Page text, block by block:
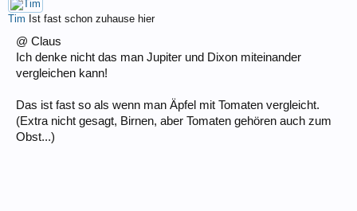
Tim Ist fast schon zuhause hier
@ Claus
Ich denke nicht das man Jupiter und Dixon miteinander
vergleichen kann!
Das ist fast so als wenn man Äpfel mit Tomaten vergleicht.
(Extra nicht gesagt, Birnen, aber Tomaten gehören auch zum
Obst...)